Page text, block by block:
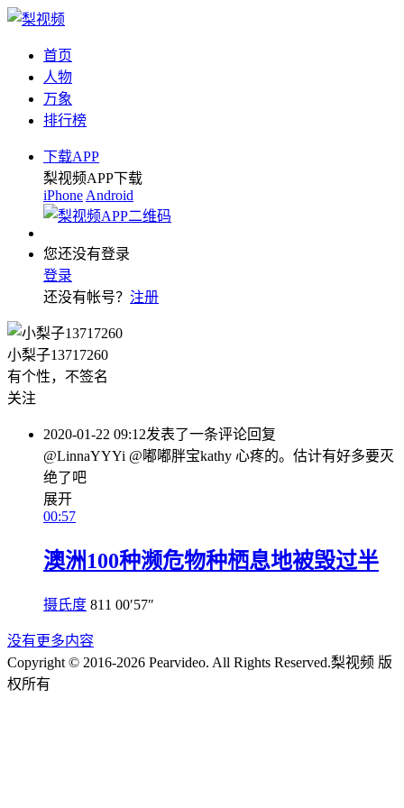
首页
人物
万象
排行榜
下载APP
梨视频APP下载
iPhone Android
您还没有登录
登录
还没有帐号？ 注册
小梨子13717260
有个性，不签名
关注
2020-01-22 09:12发表了一条评论回复
@LinnaYYYi @嘟嘟胖宝kathy 心疼的。估计有好多要灭
绝了吧
展开
00:57
澳洲100种濒危物种栖息地被毁过半
摄氏度 811 00′57″
没有更多内容
Copyright © 2016-2026 Pearvideo. All Rights Reserved.梨视频 版
权所有